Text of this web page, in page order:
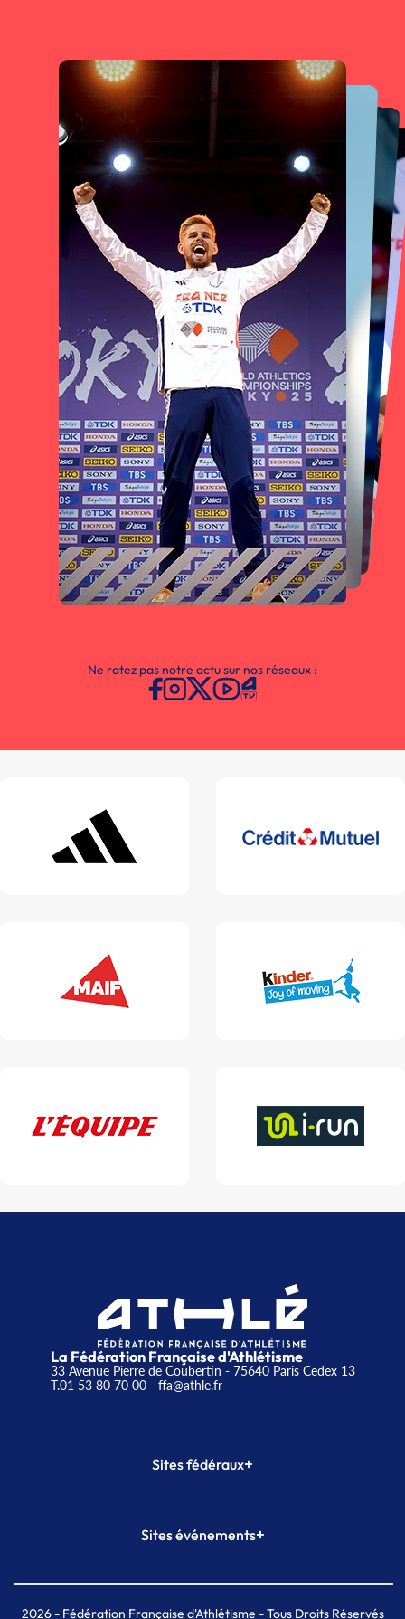
Ne ratez pas notre actu sur nos réseaux :
La Fédération Française d'Athlétisme
33 Avenue Pierre de Coubertin - 75640 Paris Cedex 13
T.01 53 80 70 00- ffa@athle.fr
Sites fédéraux+
Plateforme Formation
Sites événements+
Meeting de Paris indoor
MAIF Ekiden de Paris
2026- Fédération Française d'Athlétisme - Tous Droits Réservés